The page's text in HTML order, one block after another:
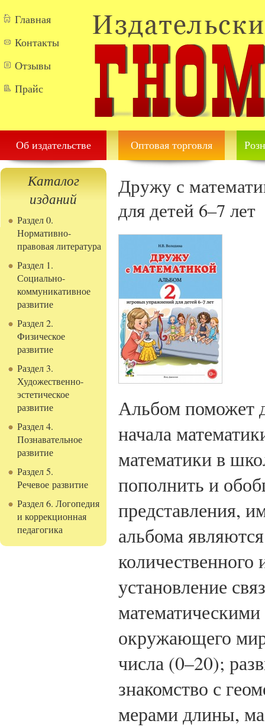
Главная
Контакты
Отзывы
Прайс
Об издательстве Оптовая торговля
Каталог
изданий
Раздел 0.
Нормативно-
правовая литература
Раздел 1.
Социально-
коммуникативное
развитие
Раздел 2.
Физическое
развитие
Раздел 3.
Художественно-
эстетическое
развитие
Раздел 4.
Познавательное
развитие
Раздел 5.
Речевое развитие
Раздел 6. Логопедия
и коррекционная
педагогика
Дружу с
для детей 6–7 лет
Альбом поможет
начала
математики в
пополнить и
представления,
альбома
количественного
установление
окружающего
числа (0–20);
знакомство с
мерами длины,